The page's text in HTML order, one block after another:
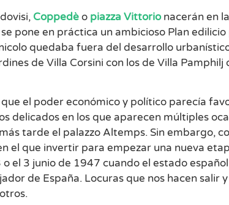
Coppedèo piazza Vittorionacerán en
pone en práctica un ambicioso Plan
quedaba fuera del desarrollo
de Villa Corsini con los de Villa
que el poder económico y político parecía
delicados en los que aparecen múltiples
tarde el palazzo Altemps. Sin embargo,
el que invertir para empezar una nueva
el 3 junio de 1947 cuando el estado
de España. Locuras que nos hacen salir